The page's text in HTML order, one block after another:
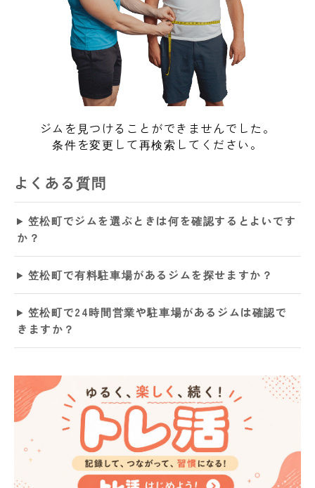
ジムを見つけることができませんでした。
条件を変更して再検索してください。
よくある質問
笠松町でジムを選ぶときは何を確認するとよいです
か？
笠松町で有料駐車場があるジムを探せますか？
笠松町で24時間営業や駐車場があるジムは確認で
きますか？